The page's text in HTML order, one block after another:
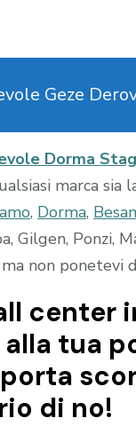
Geze
Dorma
marca sia
, Dorma,
Gilgen, Ponzi,
ma non ponetevi
center
tua
di no!